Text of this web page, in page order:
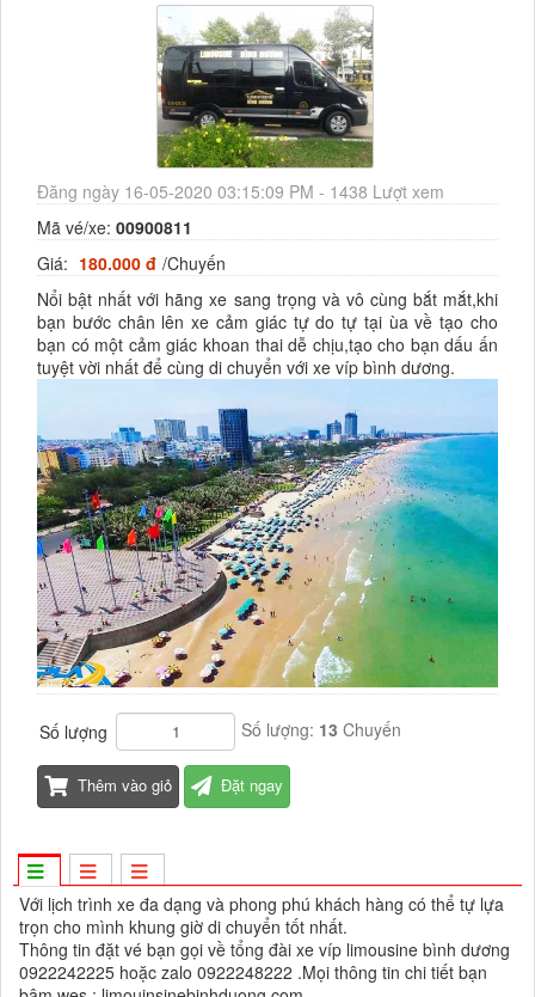
Đăng ngày 16-05-2020 03:15:09 PM - 1438 Lượt xem
Mã vé/xe: 00900811
Giá: 180.000 đ /Chuyến
Nổi bật nhất với hãng xe sang trọng và vô cùng bắt mắt,khi
bạn bước chân lên xe cảm giác tự do tự tại ùa về tạo cho
bạn có một cảm giác khoan thai dễ chịu,tạo cho bạn dấu ấn
tuyệt vời nhất để cùng di chuyển với xe víp bình dương.
Số lượng Số lượng: 13 Chuyến
Thêm vào giỏ Đặt ngay
Với lịch trình xe đa dạng và phong phú khách hàng có thể tự lựa
trọn cho mình khung giờ di chuyển tốt nhất.
Thông tin đặt vé bạn gọi về tổng đài xe víp limousine bình dương
0922242225 hoặc zalo 0922248222 .Mọi thông tin chi tiết bạn